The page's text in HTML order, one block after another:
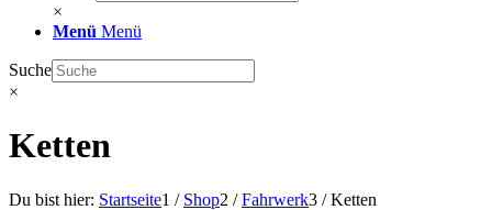
×
Menü Menü
Suche
×
Ketten
Du bist hier: Startseite1 / Shop2 / Fahrwerk3 / Ketten